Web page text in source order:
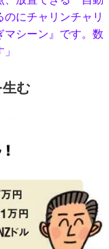
にチャリンチャリ
マシーン』です。数
生む